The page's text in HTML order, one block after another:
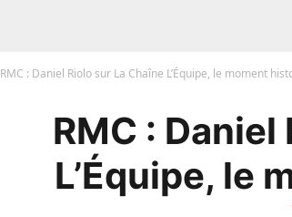
RMC : Daniel Riolo sur La Chaîne L’Équipe, le moment
RMC :
L’Équipe, le